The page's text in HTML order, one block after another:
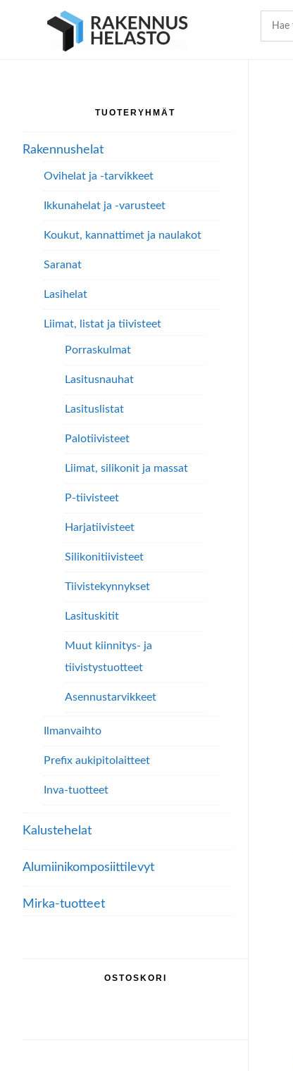
pääsisältöön
ensisijaiseen
alatunnisteeseen
Ensisijainen
sivupalkki
TUOTERYHMÄT
Rakennushelat
Ovihelat ja -tarvikkeet
Ikkunahelat ja -varusteet
Koukut, kannattimet ja naulakot
Saranat
Lasihelat
Liimat, listat ja tiivisteet
Porraskulmat
Lasitusnauhat
Lasituslistat
Palotiivisteet
Liimat, silikonit ja massat
P-tiivisteet
Harjatiivisteet
Silikonitiivisteet
Tiivistekynnykset
Lasituskitit
Muut kiinnitys- ja
tiivistystuotteet
Asennustarvikkeet
Ilmanvaihto
Prefix aukipitolaitteet
Inva-tuotteet
Kalustehelat
Alumiini­komposiitti­levyt
Mirka-tuotteet
OSTOSKORI